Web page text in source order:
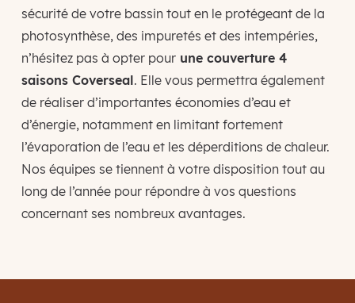
sécurité de votre bassin tout en le protégeant de la
photosynthèse, des impuretés et des intempéries,
n’hésitez pas à opter pourune couverture 4
saisons Coverseal. Elle vous permettra également
de réaliser d’importantes économies d’eau et
d’énergie, notamment en limitant fortement
l’évaporation de l’eau et les déperditions de chaleur.
Nos équipes se tiennent à votre disposition tout au
long de l’année pour répondre à vos questions
concernant ses nombreux avantages.